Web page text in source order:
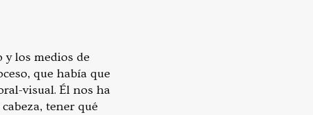
y los medios de
que había que
visual. Él nos ha
tener qué